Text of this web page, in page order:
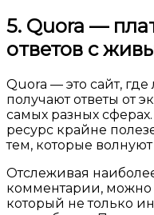
5. Quora —
ответов с
Quora — это сайт,
получают ответы от
самых разных
ресурс крайне
тем, которые
Отслеживая
комментарии, можно
который не только